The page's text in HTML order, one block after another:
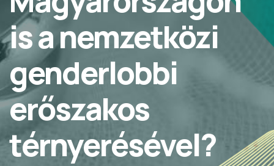
is a nemzetközi
genderlobbi
erőszakos
térnyerésével?